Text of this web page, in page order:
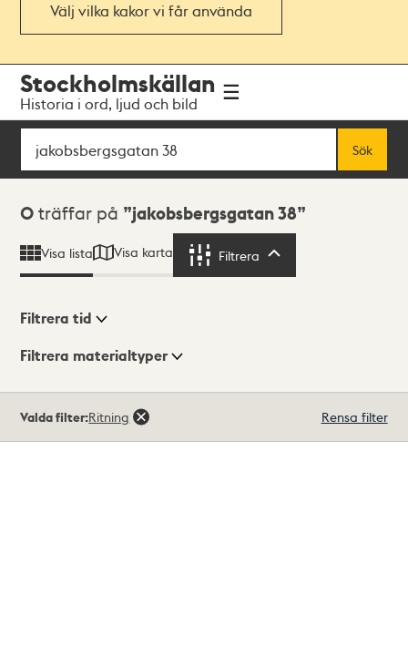
Välj vilka kakor vi får använda
navigationen
huvudinnehållet
Stockholmskällan
Historia i ord, ljud och bild
Sök
Sök
Sökresultat
0 träffar på jakobsbergsgatan 38
Visa lista Visa karta Filtrera
Visningsläge
Filtrera tid
Filtrera materialtyper
träffar
Valda filter:Ritning Rensa filter